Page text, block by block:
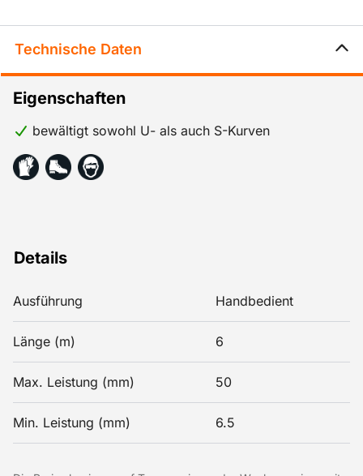
Technische Daten
Details
Ausführung Handbedient
Länge (m) 6
Max. Leistung (mm) 50
Min. Leistung (mm) 6.5
Eigenschaften
bewältigt sowohl U- als auch S-Kurven